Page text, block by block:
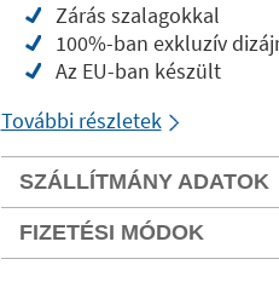
Zárás szalagokkal
100%-ban exkluzív
Az EU-ban készült
További részletek
SZÁLLÍTMÁNY ADATOK
FIZETÉSI MÓDOK